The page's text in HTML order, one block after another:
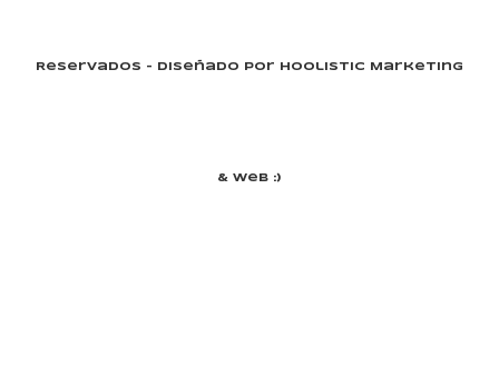
Reservados - Diseñado Por Hoolistic Marketing
& Web :)